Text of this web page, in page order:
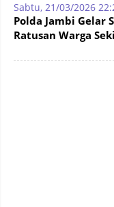
Sabtu, 21/03/2026
Polda Jambi Gelar
Ratusan Warga